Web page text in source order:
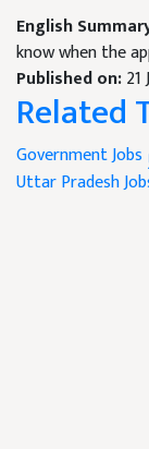
English
know when the
Published on:
Related
Government Jobs
Uttar Pradesh